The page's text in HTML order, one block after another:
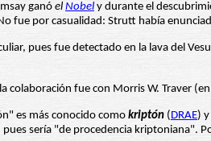
ganó el Nobel y durante el
fue por casualidad: Strutt había
pues fue detectado en la lava del
la colaboración fue con Morris W. Traver
es más conocido como kriptón (DRAE)
sería "de procedencia kriptoniana".